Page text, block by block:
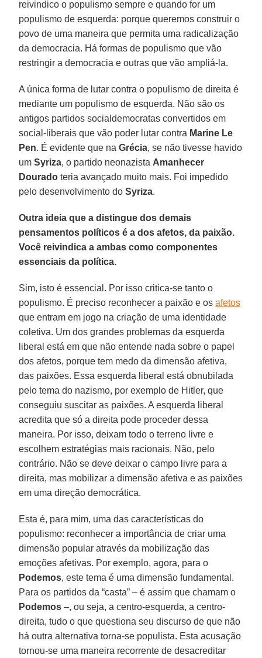
reivindico o populismo sempre e quando for um
populismo de esquerda: porque queremos construir o
povo de uma maneira que permita uma radicalização
da democracia. Há formas de populismo que vão
restringir a democracia e outras que vão ampliá-la.
A única forma de lutar contra o populismo de direita é
mediante um populismo de esquerda. Não são os
antigos partidos socialdemocratas convertidos em
social-liberais que vão poder lutar contra Marine Le
Pen. É evidente que naGrécia, se não tivesse havido
umSyriza, o partido neonazista Amanhecer
Dourado teria avançado muito mais. Foi impedido
pelo desenvolvimento doSyriza.
Outra ideia que a distingue dos demais
pensamentos políticos é a dos afetos, da paixão.
Você reivindica a ambas como componentes
essenciais da política.
Sim, isto é essencial. Por isso critica-se tanto o
populismo. É preciso reconhecer a paixão e osafetos
que entram em jogo na criação de uma identidade
coletiva. Um dos grandes problemas da esquerda
liberal está em que não entende nada sobre o papel
dos afetos, porque tem medo da dimensão afetiva,
das paixões. Essa esquerda liberal está obnubilada
pelo tema do nazismo, por exemplo de Hitler, que
conseguiu suscitar as paixões. A esquerda liberal
acredita que só a direita pode proceder dessa
maneira. Por isso, deixam todo o terreno livre e
escolhem estratégias mais racionais. Não, pelo
contrário. Não se deve deixar o campo livre para a
direita, mas mobilizar a dimensão afetiva e as paixões
em uma direção democrática.
Esta é, para mim, uma das características do
populismo: reconhecer a importância de criar uma
dimensão popular através da mobilização das
emoções afetivas. Por exemplo, agora, para o
Podemos, este tema é uma dimensão fundamental.
Para os partidos da “casta” – é assim que chamam o
Podemos –, ou seja, a centro-esquerda, a centro-
direita, tudo o que questiona seu discurso de que não
há outra alternativa torna-se populista. Esta acusação
tornou-se uma maneira recorrente de desacreditar